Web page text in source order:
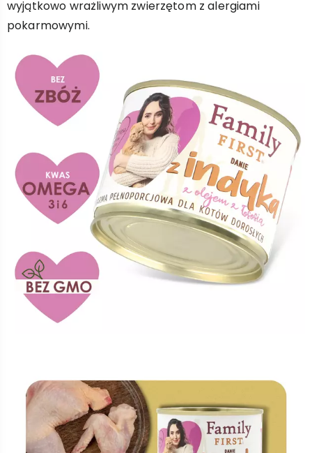
wyjątkowo wrażliwym zwierzętom z alergiami
pokarmowymi.